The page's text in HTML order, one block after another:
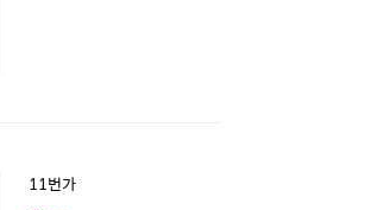
11번가